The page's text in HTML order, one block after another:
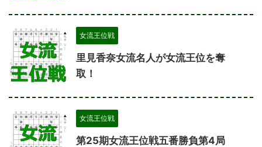
女流王位戦
里見香奈女流名人が女流王位を奪
取！
女流王位戦
第25期女流王位戦五番勝負第4局